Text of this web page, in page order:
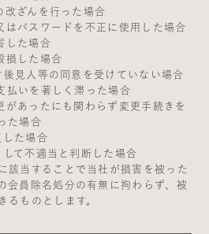
ざんを行った場合
パスワードを不正に使用した場合
した場合
損した場合
見人等の同意を受けていない場合
いを著しく滞った場合
あったにも関わらず変更手続きを
た場合
た場合
て不適当と判断した場合
該当することで当社が損害を被った
会員除名処分の有無に拘わらず、被
るものとします。